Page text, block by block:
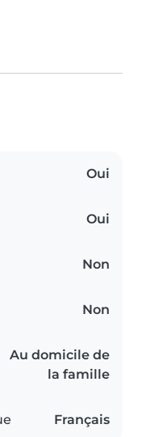
Oui
Oui
Non
Non
Au domicile de
la famille
Français